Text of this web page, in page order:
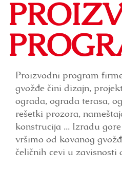
Proizvodni program
gvožđe čini dizajn,
ograda, ograda terasa,
rešetki prozora,
konstrucija ... Izradu
vršimo od kovanog
čeličnih cevi u zavisnosti